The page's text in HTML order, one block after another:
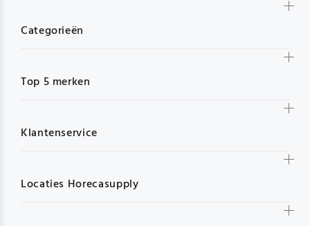
Categorieën
Top 5 merken
Klantenservice
Locaties Horecasupply